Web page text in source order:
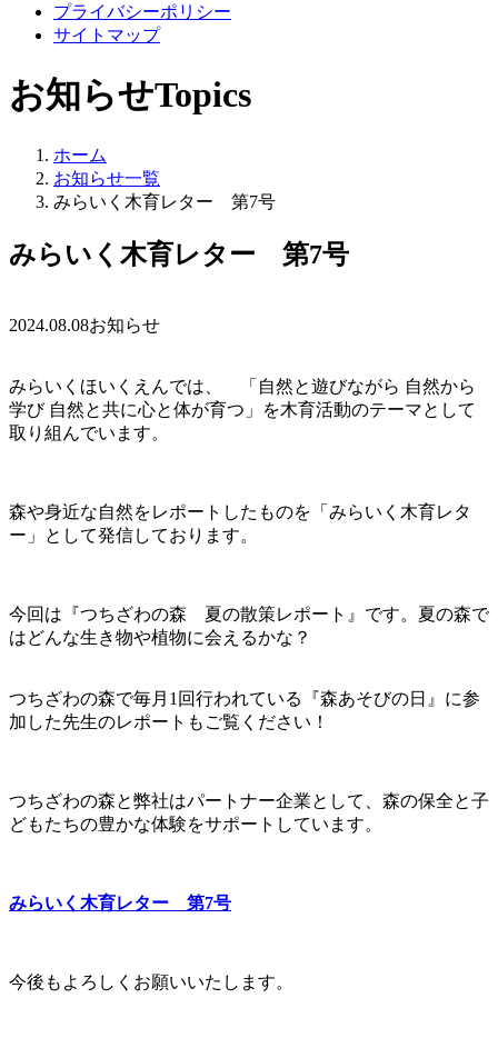
プライバシーポリシー
サイトマップ
お知らせTopics
ホーム
お知らせ一覧
みらいく木育レター 第7号
みらいく木育レター 第7号
2024.08.08お知らせ
みらいくほいくえんでは、 「自然と遊びながら 自然から
学び 自然と共に心と体が育つ」を木育活動のテーマとして
取り組んでいます。
森や身近な自然をレポートしたものを「みらいく木育レタ
ー」として発信しております。
今回は『つちざわの森 夏の散策レポート』です。夏の森で
はどんな生き物や植物に会えるかな？
つちざわの森で毎月1回行われている『森あそびの日』に参
加した先生のレポートもご覧ください！
つちざわの森と弊社はパートナー企業として、森の保全と子
どもたちの豊かな体験をサポートしています。
みらいく木育レター 第7号
今後もよろしくお願いいたします。